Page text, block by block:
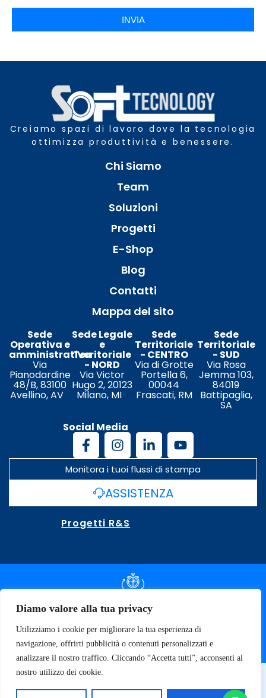
Diamo valore alla tua privacy
Utilizziamo i cookie per migliorare la tua esperienza di
navigazione, offrirti pubblicità o contenuti personalizzati e
analizzare il nostro traffico. Cliccando “Accetta tutti”, acconsenti al
nostro utilizzo dei cookie.
INVIA
Creiamo spazi di lavoro dove la tecnologia
ottimizza produttività e benessere.
Chi Siamo
Team
Soluzioni
Progetti
E-Shop
Blog
Contatti
Mappa del sito
Sede
Operativa e
amministrativa
Via
Pianodardine
48/B, 83100
Avellino, AV
Sede Legale
e
Territoriale
- NORD
Via Victor
Hugo 2, 20123
Milano, MI
Sede
Territoriale
- CENTRO
Via di Grotte
Portella 6,
00044
Frascati, RM
Sede
Territoriale
- SUD
Via Rosa
Jemma 103,
84019
Battipaglia,
SA
Social Media
Monitora i tuoi flussi di stampa
ASSISTENZA
Progetti R&S
DOCUMENTAZIONE SLA
SPECIFICHE TECNICHE
© 2026 SOFT TECNOLOGY | P.IVA 02137470643